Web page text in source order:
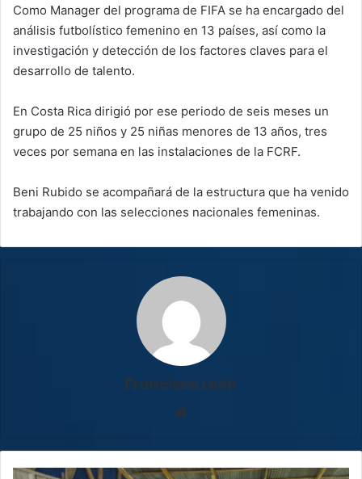
Como Manager del programa de FIFA se ha encargado del
análisis futbolístico femenino en 13 países, así como la
investigación y detección de los factores claves para el
desarrollo de talento.
En Costa Rica dirigió por ese periodo de seis meses un
grupo de 25 niños y 25 niñas menores de 13 años, tres
veces por semana en las instalaciones de la FCRF.
Beni Rubido se acompañará de la estructura que ha venido
trabajando con las selecciones nacionales femeninas.
Francisco León
Indígenas